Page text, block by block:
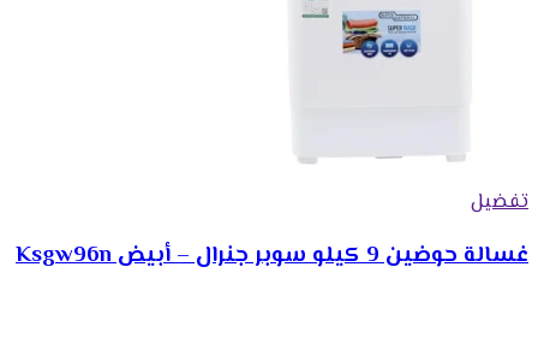
تفضيل
غسالة حوضين 9 كيلو سوبر جنرال – أبيض Ksgw96n